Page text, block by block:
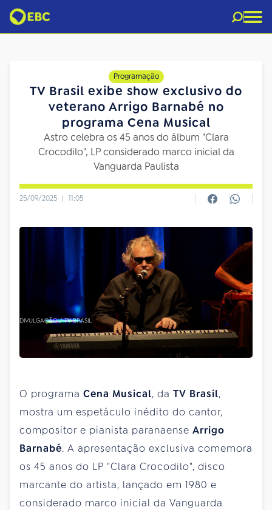
Programação
TV Brasil exibe show exclusivo do
veterano Arrigo Barnabé no
programa Cena Musical
Astro celebra os 45 anos do álbum "Clara
Crocodilo", LP considerado marco inicial da
Vanguarda Paulista
25/09/2025 | 11:05
DIVULGAÇÃO / TV BRASIL
O programa Cena Musical, da TV Brasil,
mostra um espetáculo inédito do cantor,
compositor e pianista paranaense Arrigo
Barnabé. A apresentação exclusiva comemora
os 45 anos do LP "Clara Crocodilo", disco
marcante do artista, lançado em 1980 e
considerado marco inicial da Vanguarda